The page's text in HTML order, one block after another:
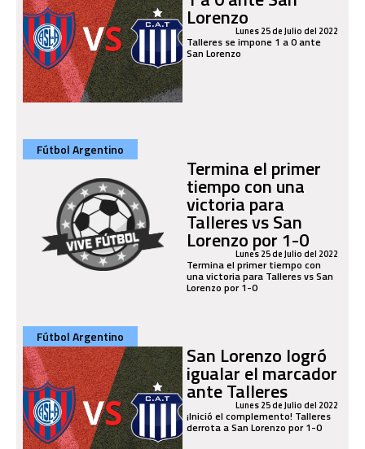
LorenzoLunes 25 de Julio del 2022
Talleres se impone 1 a 0 ante
San Lorenzo
Fútbol Argentino
Termina el primer
tiempo con una
victoria para
Talleres vs San
Lorenzo por 1-0
Lunes 25 de Julio del 2022
Termina el primer tiempo con
una victoria para Talleres vs San
Lorenzo por 1-0
Fútbol Argentino
San Lorenzo logró
igualar el marcador
ante Talleres
Lunes 25 de Julio del 2022
¡Inició el complemento! Talleres
derrota a San Lorenzo por 1-0